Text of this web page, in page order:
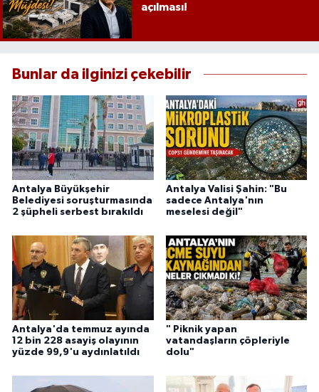
açılması!
Bunlar da ilginizi çekebilir
Antalya Büyükşehir
Belediyesi soruşturmasında
2 şüpheli serbest bırakıldı
Antalya Valisi Şahin: "Bu
sadece Antalya'nın
meselesi değil"
Antalya'da temmuz ayında
12 bin 228 asayiş olayının
yüzde 99,9'u aydınlatıldı
" Piknik yapan
vatandaşların çöpleriyle
dolu"